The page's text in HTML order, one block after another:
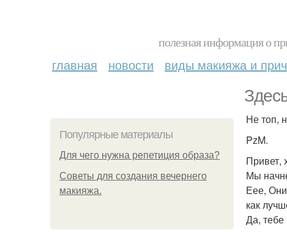
полезная информация о
главная новости виды макияжа и
Популярные материалы
Для чего нужна репетиция образа?
Советы для создания вечернего
макияжа.
Не топ,
PzM.
Привет,
Мы
Еее,
как
Да, тебе